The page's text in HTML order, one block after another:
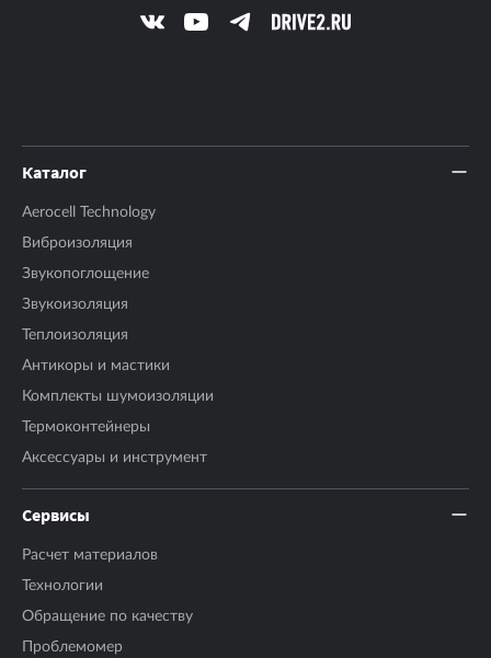
Каталог
Aerocell Technology
Виброизоляция
Звукопоглощение
Звукоизоляция
Теплоизоляция
Антикоры и мастики
Комплекты шумоизоляции
Термоконтейнеры
Аксесcуары и инструмент
Сервисы
Расчет материалов
Технологии
Обращение по качеству
Проблемомер